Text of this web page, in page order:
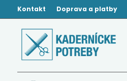
Kontakt Doprava a platby